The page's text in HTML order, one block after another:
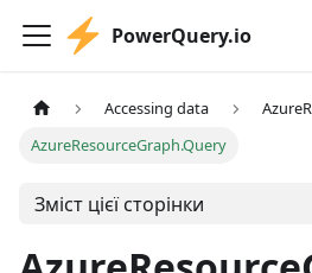
PowerQuery.io
Accessing data
AzureResourceGraph.Query
Зміст цієї сторінки